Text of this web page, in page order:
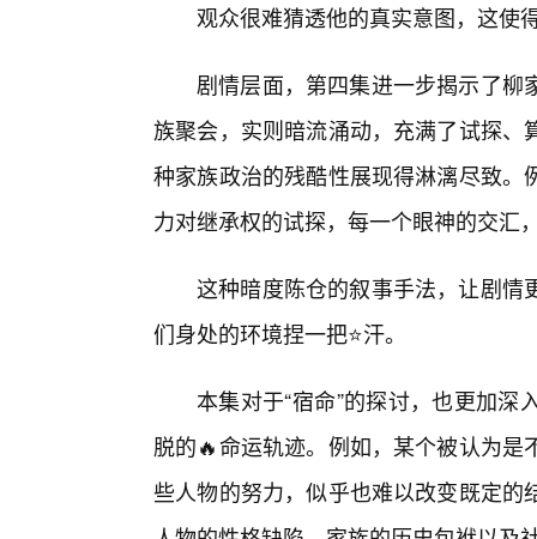
观众很难猜透他的真实意图，这使
剧情层面，第四集进一步揭示了
族聚会，实则暗流涌动，充满了试探
种家族政治的残酷性展现得淋漓尽致
力对继承权的试探，每一个眼神的交汇
这种暗度陈仓的叙事手法，让剧情
们身处的环境捏一把⭐汗。
本集对于“宿命”的探讨，也更加
脱的🔥命运轨迹。例如，某个被认为
些人物的努力，似乎也难以改变既定